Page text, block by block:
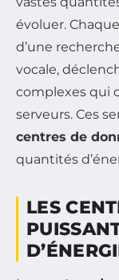
évoluer.
d’une
vocale,
complexes qui
serveurs. Ces
centres de
quantités
LES